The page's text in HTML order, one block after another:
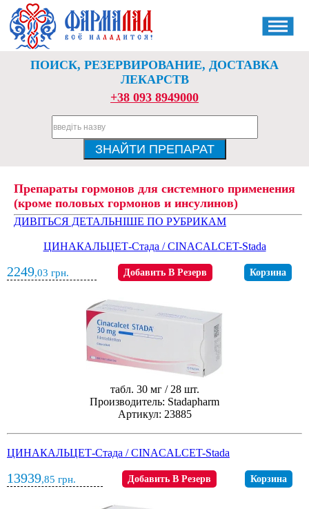
ПОИСК, РЕЗЕРВИРОВАНИЕ, ДОСТАВКА
ЛЕКАРСТВ
+38 093 8949000
Препараты гормонов для системного применения
(кроме половых гормонов и инсулинов)
ДИВІТЬСЯ ДЕТАЛЬНІШЕ ПО РУБРИКАМ
ЦИНАКАЛЬЦЕТ-Стада / CINACALCET-Stada
2249,03 грн. Добавить В Резерв Корзина
табл. 30 мг / 28 шт.
Производитель: Stadapharm
Артикул: 23885
ЦИНАКАЛЬЦЕТ-Стада / CINACALCET-Stada
13939,85 грн. Добавить В Резерв Корзина